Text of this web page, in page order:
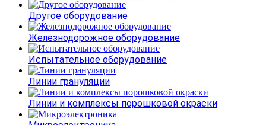
Другое оборудование
Железнодорожное оборудование
Испытательное оборудование
Линии грануляции
Линии и комплексы порошковой окраски